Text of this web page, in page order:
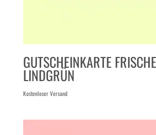
GUTSCHEINKARTE
LINDGRÜN
Kostenloser Versand